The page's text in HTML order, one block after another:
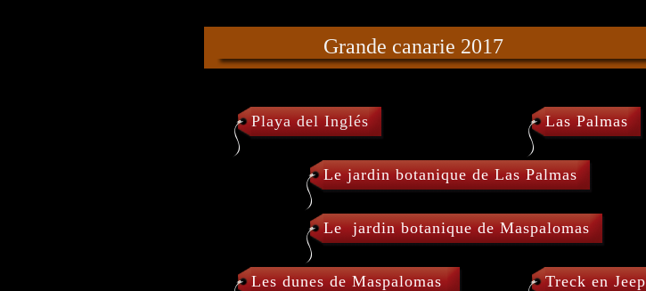
Grande canarie 2017
Playa del Inglés Las Palmas
Le jardin botanique de Las Palmas
Le jardin botanique de Maspalomas
Les dunes de Maspalomas Treck en Jeep